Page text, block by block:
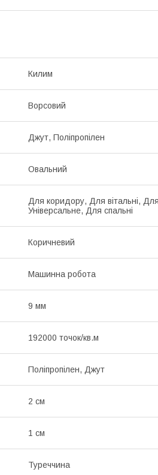
Килим
Ворсовий
Джут, Поліпропілен
Овальний
Для коридору, Для вітальні,
Універсальне, Для спальні
Коричневий
Машинна робота
9 мм
192000 точок/кв.м
Поліпропілен, Джут
2 см
1 см
Туреччина